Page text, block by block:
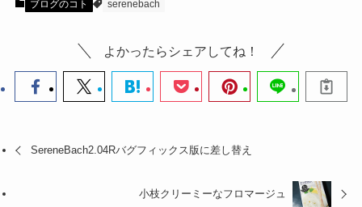
ブログのコト serenebach
よかったらシェアしてね！
SereneBach2.04Rバグフィックス版に差し替え
小枝クリーミーなフロマージュ